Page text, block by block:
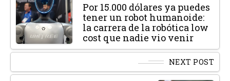
Por 15.000 dólares ya puedes
tener un robot humanoide:
la carrera de la robótica low
cost que nadie vio venir
NEXT POST